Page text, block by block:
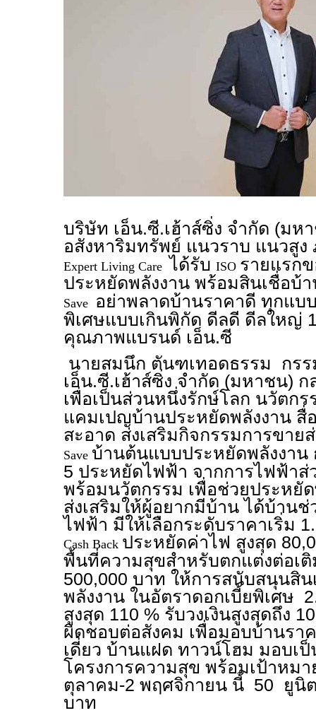
บริษัท เอ็น.ซี.เฮ้าส์ซิ่ง จำกัด (มห
อสังหาริมทรัพย์ แนวราบ แนวสู
Expert Living Care ได้รับ ISO รายแรก
ประหยัดพลังงาน พร้อมสินเชื่อบ้
Save อย่าพลาดบ้านราคาดี ทุกแบ
พิเศษแบบเกินพิกัด ดีลดี ดีลใหญ่
คุณภาพแบรนด์ เอ็น.ซี
นายสมนึก ตันฑเทอดธรรม กร
เอ็น.ซี.เฮ้าส์ซิ่ง จำกัด (มหาชน)
เพื่อเป็นส่วนหนึ่งรักษ์โลก นวัตก
แคมเปญบ้านประหยัดพลังงาน สื่
สะอาด ส่งเสริมกิจกรรมการขา
Save บ้านต้นแบบประหยัดพลังงาน
5 ประหยัดไฟฟ้า จากการไฟฟ้า
พร้อมนวัตกรรม เพื่อช่วยประหยั
ส่งเสริมให้ผู้อยากมีบ้าน ได้บ้าน
ไฟฟ้า มีให้เลือกระดับราคาเริ่ม
Cash Back ประหยัดค่าไฟ สูงสุด
พื้นที่ความสุขสำหรับตกแต่งต่อเ
500,000 บาท ให้การสนับสนุนสิ
พลังงาน ในอัตราดอกเบี้ยพิเศษ
สูงสุด 110 % รับวงเงินสูงสุดถึ
ผิดชอบต่อสังคม เพื่อมอบบ้านรา
เดี่ยว บ้านแฝด ทาวน์โฮม มอบเ
โครงการความสุข พร้อมเป้าหม
ตุลาคม-2 พฤศจิกายน นี้ 50 ยูนิ
บาท